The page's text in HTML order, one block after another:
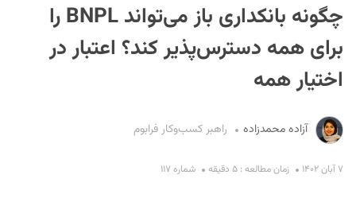
چگونه بانکداری باز می‌‌تواند BNPL را
برای همه دسترس‌پذیر کند؟ اعتبار در
اختیار همه
آزاده محمدزاده راهبر کسب‌وکار فرابوم
۷ آبان ۱۴۰۲ زمان مطالعه : ۵ دقیقه شماره ۱۱۷